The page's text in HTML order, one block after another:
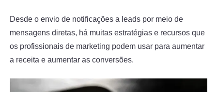
Desde o envio de notificações a leads por meio de
mensagens diretas, há muitas estratégias e recursos que
os profissionais de marketing podem usar para aumentar
a receita e aumentar as conversões.